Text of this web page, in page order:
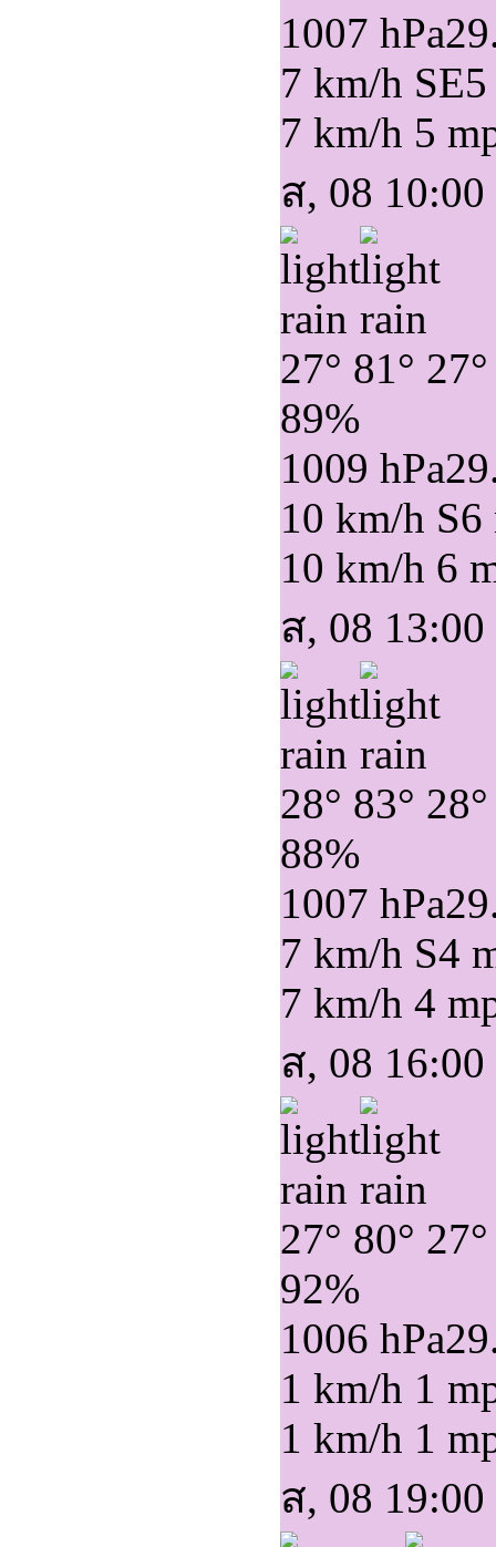
1007 hPa
7 km/h SE
7 km/h 5
ส, 08 10:00
27° 81° 27°
89%
1009 hPa
10 km/h S6
10 km/h 6
ส, 08 13:00
28° 83° 28°
88%
1007 hPa
7 km/h S4
7 km/h 4
ส, 08 16:00
27° 80° 27°
92%
1006 hPa
1 km/h 1
1 km/h 1
ส, 08 19:00